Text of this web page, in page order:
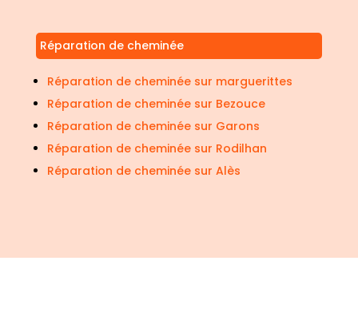
Réparation de cheminée
Réparation de cheminée sur marguerittes
Réparation de cheminée sur Bezouce
Réparation de cheminée sur Garons
Réparation de cheminée sur Rodilhan
Réparation de cheminée sur Alès